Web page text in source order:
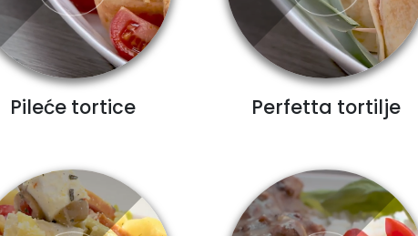
Pileće tortice Perfetta tortilje